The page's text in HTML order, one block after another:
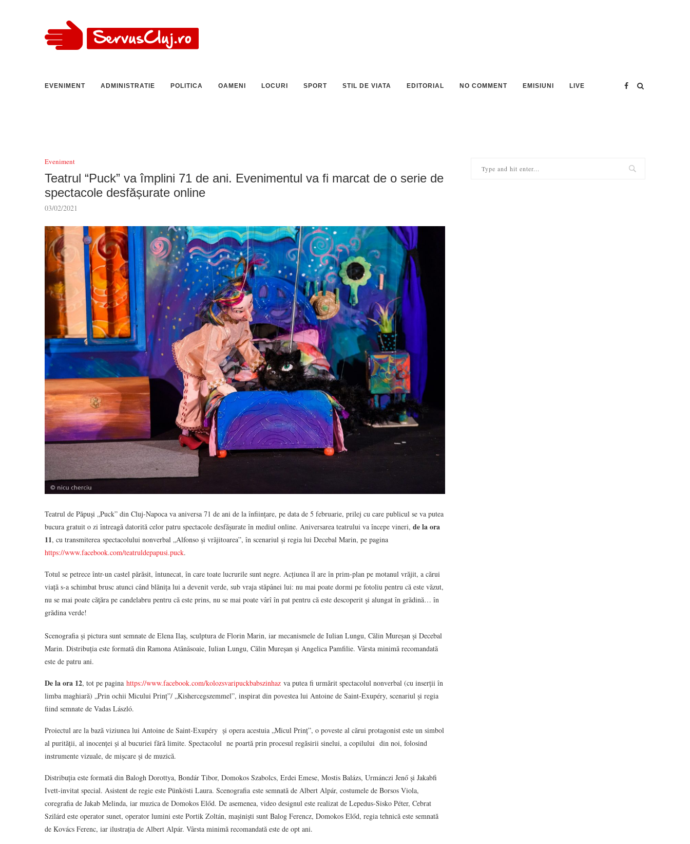
EVENIMENT ADMINISTRATIE POLITICA OAMENI LOCURI SPORT STIL DE VIATA EDITORIAL NO COMMENT EMISIUNI LIVE
Eveniment
Teatrul “Puck” va împlini 71 de ani. Evenimentul va fi marcat de o serie de
spectacole desfășurate online
03/02/2021
Teatrul de Păpuși „Puck” din Cluj-Napoca va aniversa 71 de ani de la înființare, pe data de 5 februarie, prilej cu care publicul se va putea
bucura gratuit o zi întreagă datorită celor patru spectacole desfășurate în mediul online. Aniversarea teatrului va începe vineri, de la ora
11, cu transmiterea spectacolului nonverbal „Alfonso și vrăjitoarea”, în scenariul și regia lui Decebal Marin, pe pagina
https://www.facebook.com/teatruldepapusi.puck.
Totul se petrece într-un castel părăsit, întunecat, în care toate lucrurile sunt negre. Acțiunea îl are în prim-plan pe motanul vrăjit, a cărui
viață s-a schimbat brusc atunci când blănița lui a devenit verde, sub vraja stăpânei lui: nu mai poate dormi pe fotoliu pentru că este văzut,
nu se mai poate căţăra pe candelabru pentru că este prins, nu se mai poate vârî în pat pentru că este descoperit şi alungat în grădină… în
grădina verde!
Scenografia și pictura sunt semnate de Elena Ilaș, sculptura de Florin Marin, iar mecanismele de Iulian Lungu, Călin Mureșan și Decebal
Marin. Distribuția este formată din Ramona Atănăsoaie, Iulian Lungu, Călin Mureșan și Angelica Pamfilie. Vârsta minimă recomandată
este de patru ani.
De la ora 12, tot pe pagina https://www.facebook.com/kolozsvaripuckbabszinhaz va putea fi urmărit spectacolul nonverbal (cu inserții în
limba maghiară) „Prin ochii Micului Prinț”/ „Kishercegszemmel”, inspirat din povestea lui Antoine de Saint-Exupéry, scenariul și regia
fiind semnate de Vadas László.
Proiectul are la bază viziunea lui Antoine de Saint-Exupéry și opera acestuia „Micul Prinț”, o poveste al cărui protagonist este un simbol
al purității, al inocenței și al bucuriei fără limite. Spectacolul ne poartă prin procesul regăsirii sinelui, a copilului din noi, folosind
instrumente vizuale, de mișcare și de muzică.
Distribuția este formată din Balogh Dorottya, Bondár Tibor, Domokos Szabolcs, Erdei Emese, Mostis Balázs, Urmánczi Jenő și Jakabfi
Ivett-invitat special. Asistent de regie este Pünkösti Laura. Scenografia este semnată de Albert Alpár, costumele de Borsos Viola,
coregrafia de Jakab Melinda, iar muzica de Domokos Előd. De asemenea, video designul este realizat de Lepedus-Sisko Péter, Cebrat
Szilárd este operator sunet, operator lumini este Portik Zoltán, mașiniști sunt Balog Ferencz, Domokos Előd, regia tehnică este semnată
de Kovács Ferenc, iar ilustrația de Albert Alpár. Vârsta minimă recomandată este de opt ani.